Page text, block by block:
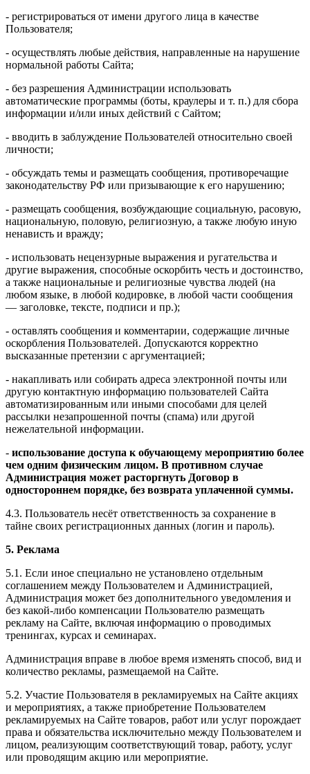
- регистрироваться от имени другого лица в качестве
Пользователя;
- осуществлять любые действия, направленные на нарушение
нормальной работы Сайта;
- без разрешения Администрации использовать
автоматические программы (боты, краулеры и т. п.) для сбора
информации и/или иных действий с Сайтом;
- вводить в заблуждение Пользователей относительно своей
личности;
- обсуждать темы и размещать сообщения, противоречащие
законодательству РФ или призывающие к его нарушению;
- размещать сообщения, возбуждающие социальную, расовую,
национальную, половую, религиозную, а также любую иную
ненависть и вражду;
- использовать нецензурные выражения и ругательства и
другие выражения, способные оскорбить честь и достоинство,
а также национальные и религиозные чувства людей (на
любом языке, в любой кодировке, в любой части сообщения
— заголовке, тексте, подписи и пр.);
- оставлять сообщения и комментарии, содержащие личные
оскорбления Пользователей. Допускаются корректно
высказанные претензии с аргументацией;
- накапливать или собирать адреса электронной почты или
другую контактную информацию пользователей Сайта
автоматизированным или иными способами для целей
рассылки незапрошенной почты (спама) или другой
нежелательной информации.
- использование доступа к обучающему мероприятию более
чем одним физическим лицом. В противном случае
Администрация может расторгнуть Договор в
одностороннем порядке, без возврата уплаченной суммы.
4.3. Пользователь несёт ответственность за сохранение в
тайне своих регистрационных данных (логин и пароль).
5. Реклама
5.1. Если иное специально не установлено отдельным
соглашением между Пользователем и Администрацией,
Администрация может без дополнительного уведомления и
без какой-либо компенсации Пользователю размещать
рекламу на Сайте, включая информацию о проводимых
тренингах, курсах и семинарах.
Администрация вправе в любое время изменять способ, вид и
количество рекламы, размещаемой на Сайте.
5.2. Участие Пользователя в рекламируемых на Сайте акциях
и мероприятиях, а также приобретение Пользователем
рекламируемых на Сайте товаров, работ или услуг порождает
права и обязательства исключительно между Пользователем и
лицом, реализующим соответствующий товар, работу, услуг
или проводящим акцию или мероприятие.